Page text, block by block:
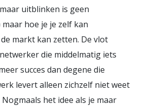
uitblinken is geen
hoe je je zelf kan
markt kan zetten. De vlot
die middelmatig iets
succes dan degene die
levert alleen zichzelf niet weet
het idee als je maar